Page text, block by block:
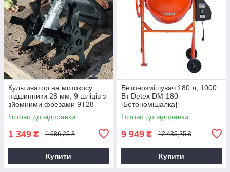
Культиватор на мотокосу
підшипники 28 мм, 9 шліців з
зйомними фрезами 9T28
Готово до відправки
1 349 ₴ 1 686,25 ₴
Купити
Бетонозмішувач 180 л, 1000
Вт Detex DM-180
[Бетономішалка]
Готово до відправки
9 949 ₴ 12 436,25 ₴
Купити